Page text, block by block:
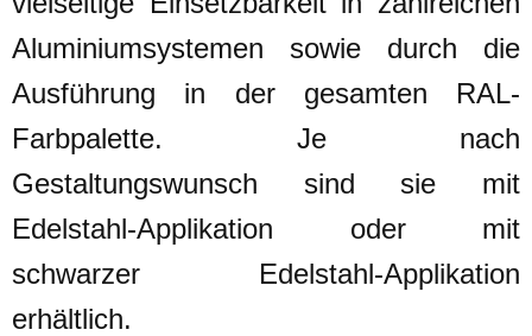
Aluminiumsystemen sowie durch die
Ausführung in der gesamten RAL-
Farbpalette. Je nach
Gestaltungswunsch sind sie mit
Edelstahl-Applikation oder mit
schwarzer Edelstahl-Applikation
erhältlich.